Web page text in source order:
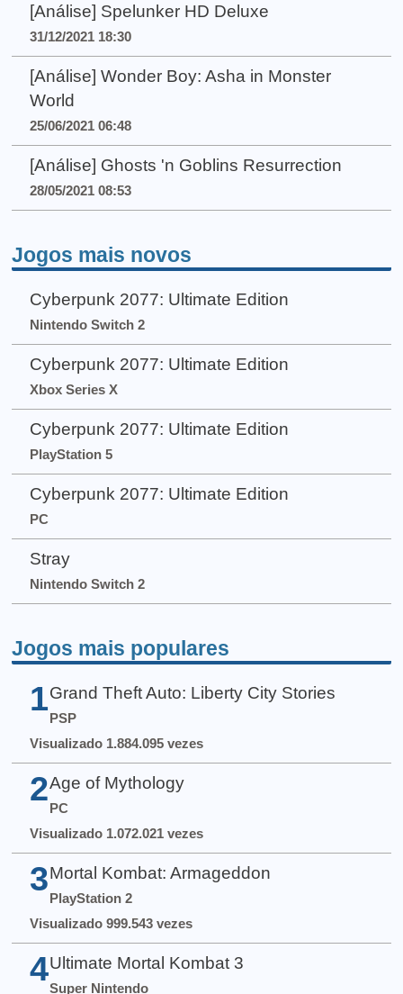
[Análise] Spelunker HD Deluxe
31/12/2021 18:30
[Análise] Wonder Boy: Asha in Monster
World
25/06/2021 06:48
[Análise] Ghosts 'n Goblins Resurrection
28/05/2021 08:53
Jogos mais novos
Cyberpunk 2077: Ultimate Edition
Nintendo Switch 2
Cyberpunk 2077: Ultimate Edition
Xbox Series X
Cyberpunk 2077: Ultimate Edition
PlayStation 5
Cyberpunk 2077: Ultimate Edition
PC
Stray
Nintendo Switch 2
Jogos mais populares
1 Grand Theft Auto: Liberty City Stories
PSP
Visualizado 1.884.095 vezes
2 Age of Mythology
PC
Visualizado 1.072.021 vezes
3 Mortal Kombat: Armageddon
PlayStation 2
Visualizado 999.543 vezes
4 Ultimate Mortal Kombat 3
Super Nintendo